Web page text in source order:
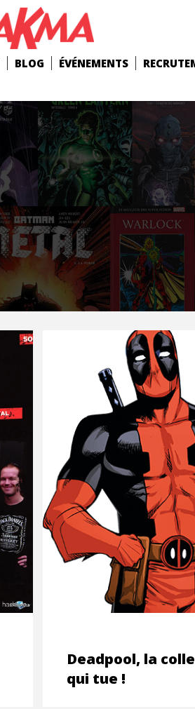
BLOG ÉVÉNEMENTS
Deadpool, la
qui tue !